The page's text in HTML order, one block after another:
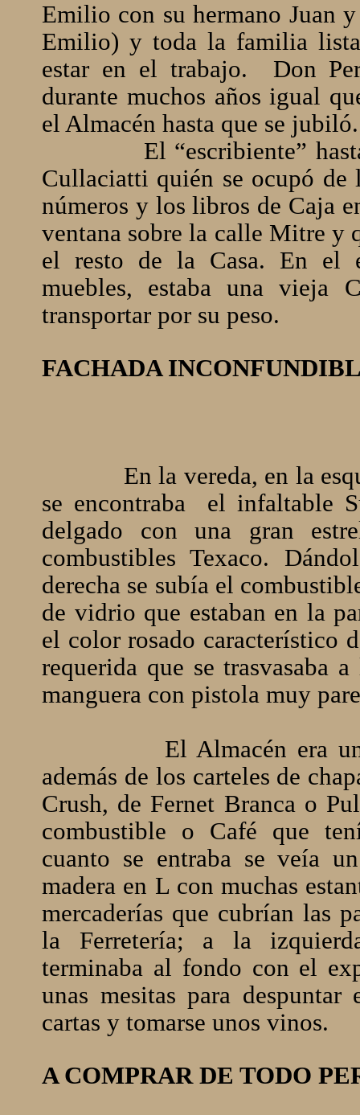
Emilio con su hermano Juan
Emilio) y toda la familia
estar en el trabajo.
Don
durante muchos años igual
el Almacén hasta que se jubiló.
El “escribiente”
Cullaciatti quién se ocupó de
números y los libros de Caja
ventana sobre la calle Mitre y
el resto de la Casa. En el
muebles, estaba una vieja
transportar por su peso.
FACHADA
En la vereda, en la
se encontraba
el infaltable
delgado con una gran
combustibles Texaco.
derecha se subía el
de vidrio que estaban en la
el color rosado característico
requerida que se trasvasaba
manguera con pistola muy
El Almacén era
además de los carteles de
Crush, de Fernet Branca o
combustible o Café que
cuanto se entraba se veía
madera en L con muchas
mercaderías que cubrían las
la Ferretería; a la
terminaba al fondo con el
unas mesitas para
cartas y tomarse unos vinos.
A COMPRAR DE TODO